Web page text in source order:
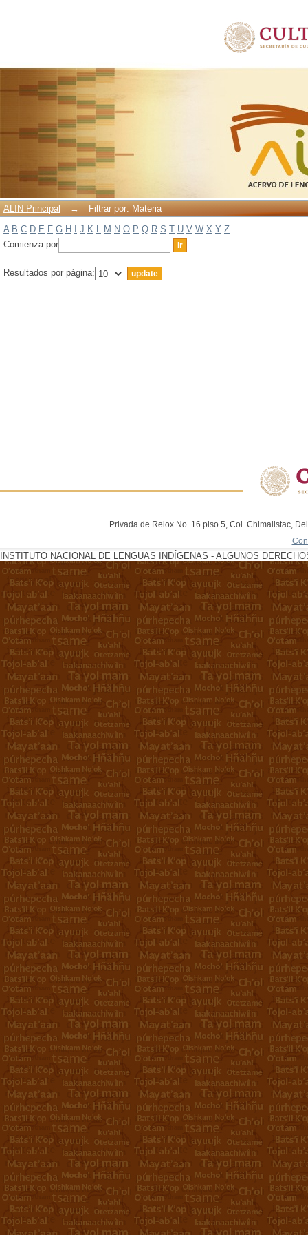
ALIN Principal →
Filtrar por: Materia
A B C D E F G H J K L M N O P Q R S T U V W X Y Z
Comienza por
Resultados por página:
Privada de Relox No. 16 piso 5, Col. Chimalistac,
INSTITUTO NACIONAL DE LENGUAS INDÍGENAS - ALGUNOS